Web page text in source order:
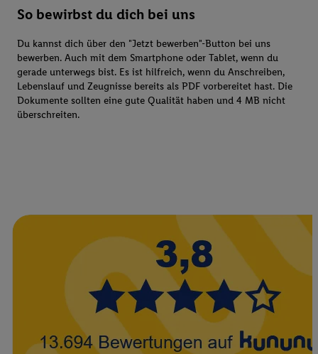
So bewirbst du dich bei uns
Du kannst dich über den "Jetzt bewerben"-Button bei uns
bewerben. Auch mit dem Smartphone oder Tablet, wenn du
gerade unterwegs bist. Es ist hilfreich, wenn du Anschreiben,
Lebenslauf und Zeugnisse bereits als PDF vorbereitet hast. Die
Dokumente sollten eine gute Qualität haben und 4 MB nicht
überschreiten.